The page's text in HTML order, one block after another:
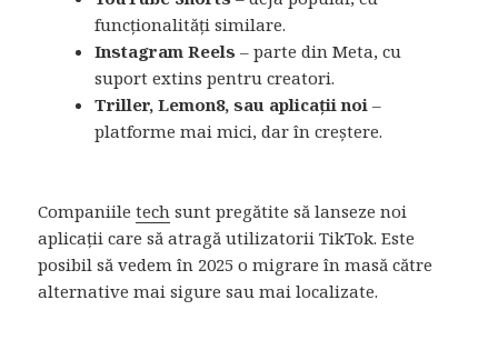
funcționalități similare.
Instagram Reels – parte din Meta, cu
suport extins pentru creatori.
Triller, Lemon8, sau aplicații noi –
platforme mai mici, dar în creștere.
Companiiletech sunt pregătite să lanseze noi
aplicații care să atragă utilizatorii TikTok. Este
posibil să vedem în 2025 o migrare în masă către
alternative mai sigure sau mai localizate.